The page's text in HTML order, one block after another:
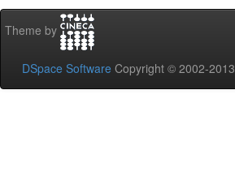
Theme by
DSpace Software Copyright © 2002-2013